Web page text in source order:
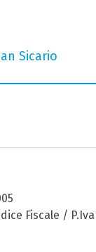
Sicario
Fiscale / P.Iva